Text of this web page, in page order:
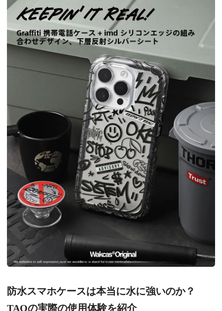
防水スマホケースは本当に水に強いのか？
TAOの実際の使用体験を紹介